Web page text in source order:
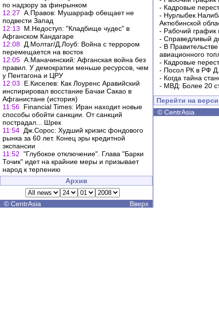
по надзору за финрынком
12:27 А.Правов: Мушарраф обещает не
подвести Запад
12:13
М.Недоступ: "Кладбище чудес" в
Афганском Кандагаре
12:08 Д.Молтаг/Д.Лоуб: Война с террором
перемещается на восток
12:05 А.Маначинский: Афганская война без
правил. У демократии меньше ресурсов, чем
у Пентагона и ЦРУ
12:03
Е.Киселев: Как Лоуренс Аравийский
инспирировал восстание Бачаи Сакао в
Афганистане (история)
11:56 Financial Times: Иран находит новые
способы обойти санкции. От санкций
пострадал... Шрек
11:54 Дж.Сорос: Худший кризис фондового
рынка за 60 лет. Конец эры кредитной
экспансии
11:52 "Глубокое отключение". Глава "Барки
Точик" идет на крайние меры и призывает
народ к терпению
Архив
© CentrAsia Вверх
- Кадровые
- Нурлыбек
Актюбинской
- Рабочий график
- Справедливый
- В
авиационного
- Кадровые
- Посол РК в РФ
- Когда тайна
- МВД: Более 20
Перейти на
© CentrAsia